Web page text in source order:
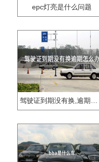
epc灯亮是什么问题
驾驶证到期没有换,逾期怎么办??